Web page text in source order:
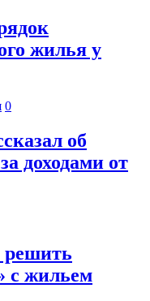
жилья у
0
об
доходами от
решить
с жильем